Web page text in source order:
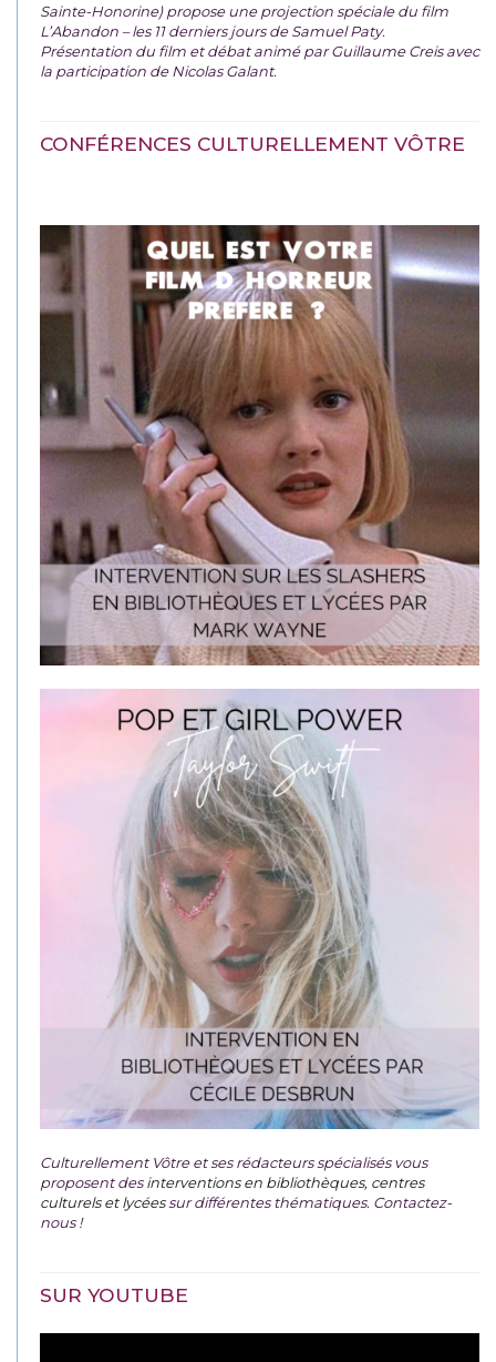
Sainte-Honorine) propose une projection spéciale du film
L’Abandon – les 11 derniers jours de Samuel Paty.
Présentation du film et débat animé par Guillaume Creis avec
la participation de Nicolas Galant.
CONFÉRENCES CULTURELLEMENT VÔTRE
Culturellement Vôtre et ses rédacteurs spécialisés vous
proposent desinterventions en bibliothèques, centres
culturels et lycéessur différentes thématiques. Contactez-
nous !
SUR YOUTUBE